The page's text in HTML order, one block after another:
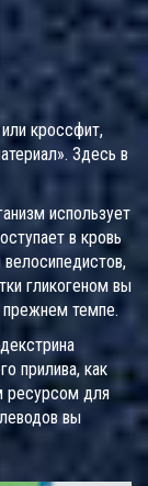
кроссфит,
Здесь в
использует
в кровь
гликогеном вы
темпе.
прилива, как
ресурсом для
вы